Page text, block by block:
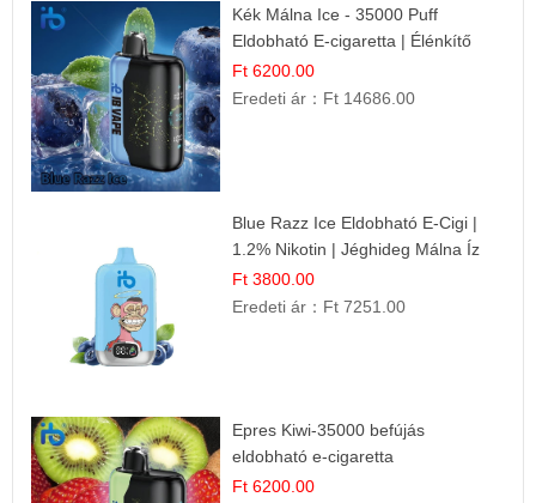
Kék Málna Ice - 35000 Puff
Eldobható E-cigaretta | Élénkítő
Gyümölcsös Frissesség!
Ft 6200.00
Eredeti ár： Ft 14686.00
Blue Razz Ice Eldobható E-Cigi |
1.2% Nikotin | Jéghideg Málna Íz
Ft 3800.00
Eredeti ár： Ft 7251.00
Epres Kiwi-35000 befújás
eldobható e-cigaretta
Ft 6200.00